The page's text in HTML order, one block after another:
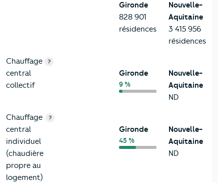
Gironde
828 901
résidences
Nouvelle-
Aquitaine
3 415 956
résidences
Chauffage
central
collectif
?
Gironde
9 %
Nouvelle-
Aquitaine
ND
Chauffage
central
individuel
(chaudière
propre au
logement)
?
Gironde
45 %
Nouvelle-
Aquitaine
ND